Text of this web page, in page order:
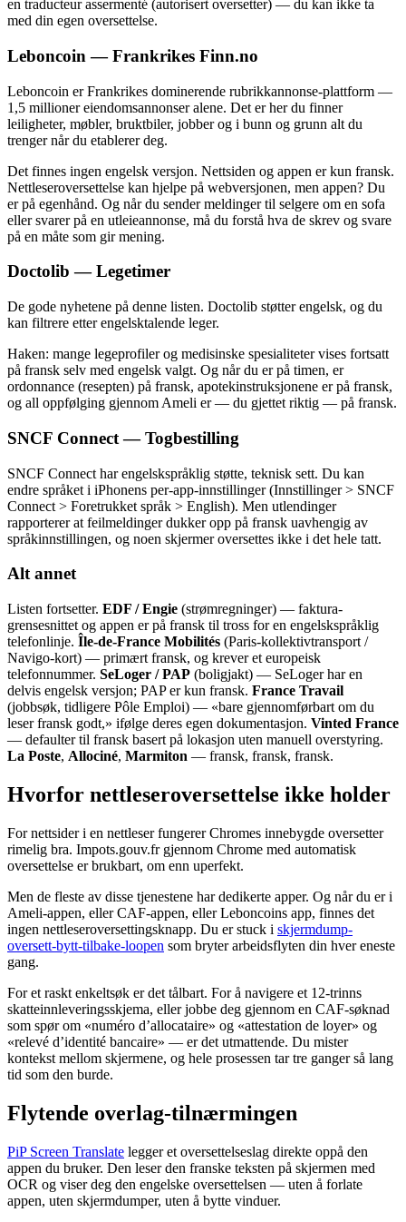
en traducteur assermenté (autorisert oversetter) — du kan ikke ta
med din egen oversettelse.
Leboncoin — Frankrikes Finn.no
Leboncoin er Frankrikes dominerende rubrikkannonse-plattform —
1,5 millioner eiendomsannonser alene. Det er her du finner
leiligheter, møbler, bruktbiler, jobber og i bunn og grunn alt du
trenger når du etablerer deg.
Det finnes ingen engelsk versjon. Nettsiden og appen er kun fransk.
Nettleseroversettelse kan hjelpe på webversjonen, men appen? Du
er på egenhånd. Og når du sender meldinger til selgere om en sofa
eller svarer på en utleieannonse, må du forstå hva de skrev og svare
på en måte som gir mening.
Doctolib — Legetimer
De gode nyhetene på denne listen. Doctolib støtter engelsk, og du
kan filtrere etter engelsktalende leger.
Haken: mange legeprofiler og medisinske spesialiteter vises fortsatt
på fransk selv med engelsk valgt. Og når du er på timen, er
ordonnance (resepten) på fransk, apotekinstruksjonene er på fransk,
og all oppfølging gjennom Ameli er — du gjettet riktig — på fransk.
SNCF Connect — Togbestilling
SNCF Connect har engelskspråklig støtte, teknisk sett. Du kan
endre språket i iPhonens per-app-innstillinger (Innstillinger > SNCF
Connect > Foretrukket språk > English). Men utlendinger
rapporterer at feilmeldinger dukker opp på fransk uavhengig av
språkinnstillingen, og noen skjermer oversettes ikke i det hele tatt.
Alt annet
Listen fortsetter. EDF / Engie (strømregninger) — faktura-
grensesnittet og appen er på fransk til tross for en engelskspråklig
telefonlinje. Île-de-France Mobilités (Paris-kollektivtransport /
Navigo-kort) — primært fransk, og krever et europeisk
telefonnummer. SeLoger / PAP (boligjakt) — SeLoger har en
delvis engelsk versjon; PAP er kun fransk. France Travail
(jobbsøk, tidligere Pôle Emploi) — «bare gjennomførbart om du
leser fransk godt,» ifølge deres egen dokumentasjon. Vinted France
— defaulter til fransk basert på lokasjon uten manuell overstyring.
La Poste, Allociné, Marmiton — fransk, fransk, fransk.
Hvorfor nettleseroversettelse ikke holder
For nettsider i en nettleser fungerer Chromes innebygde oversetter
rimelig bra. Impots.gouv.fr gjennom Chrome med automatisk
oversettelse er brukbart, om enn uperfekt.
Men de fleste av disse tjenestene har dedikerte apper. Og når du er i
Ameli-appen, eller CAF-appen, eller Leboncoins app, finnes det
ingen nettleseroversettingsknapp. Du er stuck i skjermdump-
oversett-bytt-tilbake-loopen som bryter arbeidsflyten din hver eneste
gang.
For et raskt enkeltsøk er det tålbart. For å navigere et 12-trinns
skatteinnleveringsskjema, eller jobbe deg gjennom en CAF-søknad
som spør om «numéro d’allocataire» og «attestation de loyer» og
«relevé d’identité bancaire» — er det utmattende. Du mister
kontekst mellom skjermene, og hele prosessen tar tre ganger så lang
tid som den burde.
Flytende overlag-tilnærmingen
PiP Screen Translate legger et oversettelseslag direkte oppå den
appen du bruker. Den leser den franske teksten på skjermen med
OCR og viser deg den engelske oversettelsen — uten å forlate
appen, uten skjermdumper, uten å bytte vinduer.